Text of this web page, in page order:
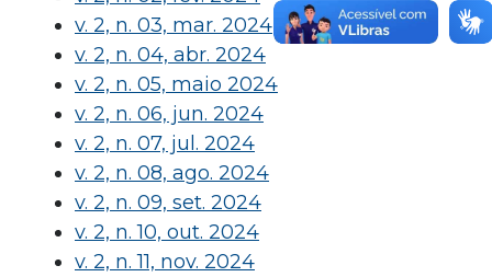
v. 2, n. 03, mar. 2024
v. 2, n. 04, abr. 2024
v. 2, n. 05, maio 2024
v. 2, n. 06, jun. 2024
v. 2, n. 07, jul. 2024
v. 2, n. 08, ago. 2024
v. 2, n. 09, set. 2024
v. 2, n. 10, out. 2024
v. 2, n. 11, nov. 2024